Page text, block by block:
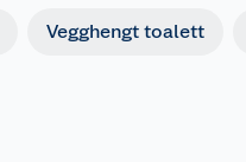
Vegghengt toalett